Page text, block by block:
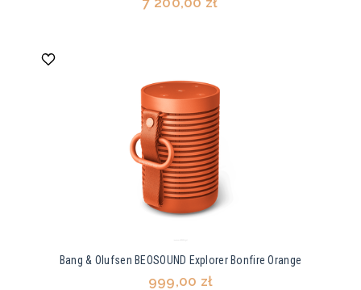
Bang & Olufsen BEOSOUND Explorer Bonfire Orange
999,00 zł